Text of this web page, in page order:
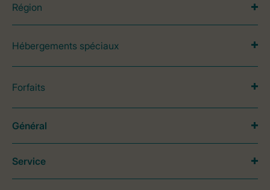
Région
Hébergements spéciaux
Forfaits
Général
Service